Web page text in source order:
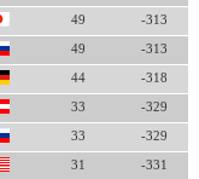
49 -313
49 -313
44 -318
33 -329
33 -329
31 -331